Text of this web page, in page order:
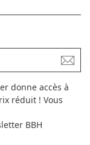
donne accès à
réduit ! Vous
BBH